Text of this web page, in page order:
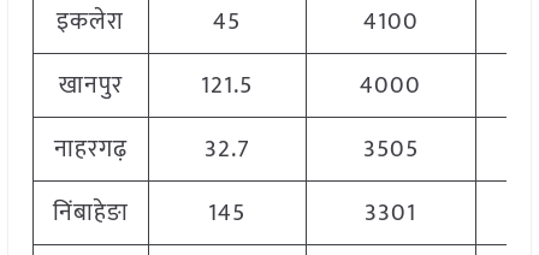
इकलेरा
45
4100
खानपुर
121.5
4000
नाहरगढ़
32.7
3505
निंबाहेङा
145
3301